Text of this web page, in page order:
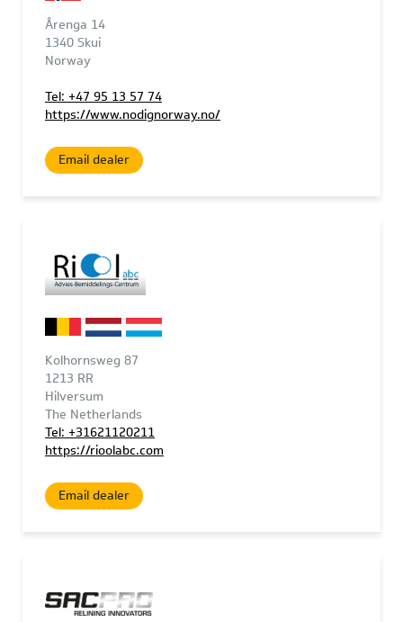
Årenga 14
1340 Skui
Norway
Tel: +47 95 13 57 74
https://www.nodignorway.no/
Email dealer
Kolhornsweg 87
1213 RR
Hilversum
The Netherlands
Tel: +31621120211
https://rioolabc.com
Email dealer